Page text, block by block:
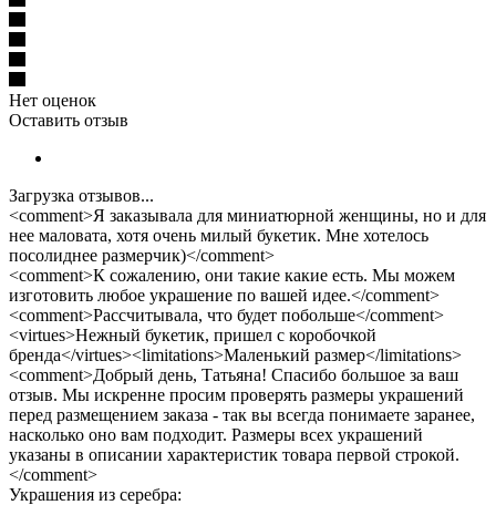
Нет оценок
Оставить отзыв
Загрузка отзывов...
<comment>Я заказывала для миниатюрной женщины, но и для
нее маловата, хотя очень милый букетик. Мне хотелось
посолиднее размерчик)</comment>
<comment>К сожалению, они такие какие есть. Мы можем
изготовить любое украшение по вашей идее.</comment>
<comment>Рассчитывала, что будет побольше</comment>
<virtues>Нежный букетик, пришел с коробочкой
бренда</virtues><limitations>Маленький размер</limitations>
<comment>Добрый день, Татьяна! Спасибо большое за ваш
отзыв. Мы искренне просим проверять размеры украшений
перед размещением заказа - так вы всегда понимаете заранее,
насколько оно вам подходит. Размеры всех украшений
указаны в описании характеристик товара первой строкой.
</comment>
Украшения из серебра: